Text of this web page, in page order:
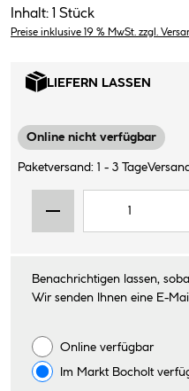
Inhalt: 1 Stück
Preise inklusive 19 % MwSt. zzgl.
LIEFERN LASSEN
Online nicht verfügbar
Paketversand: 1 - 3 Tage
Benachrichtigen lassen,
Wir senden Ihnen eine E-
Online verfügbar
Im Markt Bocholt